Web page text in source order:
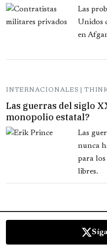
Las
Unidos
en
INTERNACIONALES |
Las guerras del siglo
monopolio estatal?
Las
nunca
para los
libres.